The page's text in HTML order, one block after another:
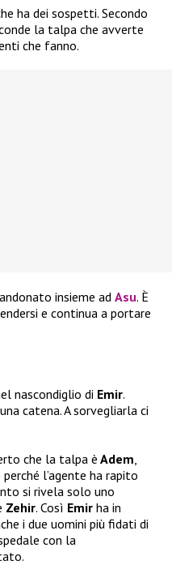
ha dei sospetti. Secondo
la talpa che avverte
che fanno.
insieme ad Asu. È
e continua a portare
nascondiglio di Emir.
catena. A sorvegliarla ci
che la talpa è Adem
l’agente ha rapito
si rivela solo uno
Zehir. Così Emir ha in
i due uomini più fidati di
con la